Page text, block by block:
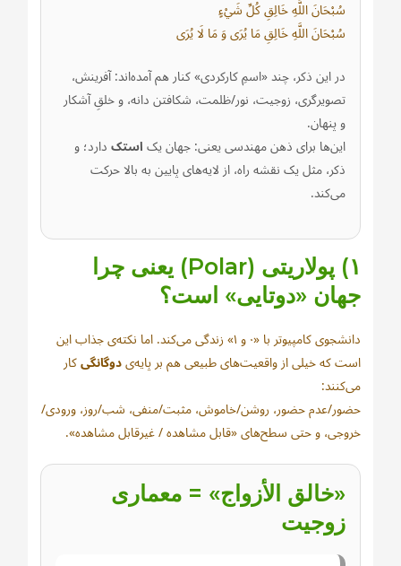
سُبْحَانَ اللَّهِ خَالِقِ كُلِّ شَيْءٍ
سُبْحَانَ اللَّهِ خَالِقِ مَا يُرَى وَ مَا لَا يُرَى
در این ذکر، چند «اسمِ کارکردی» کنار هم آمده‌اند: آفرینش،
تصویرگری، زوجیت، نور/ظلمت، شکافتن دانه، و خلقِ آشکار
و پنهان.
این‌ها برای ذهن مهندسی یعنی: جهان یک استک دارد؛ و
ذکر، مثل یک نقشه راه، از لایه‌های پایین به بالا حرکت
می‌کند.
۱) پولاریتی (Polar) یعنی چرا
جهان «دوتایی» است؟
دانشجوی کامپیوتر با «۰ و ۱» زندگی می‌کند. اما نکته‌ی جذاب این
است که خیلی از واقعیت‌های طبیعی هم بر پایه‌یدوگانگی کار
می‌کنند:
حضور/عدم حضور، روشن/خاموش، مثبت/منفی، شب/روز، ورودی/
خروجی، و حتی سطح‌های «قابل مشاهده / غیرقابل مشاهده».
«خالق الأزواج» = معماری
زوجیت